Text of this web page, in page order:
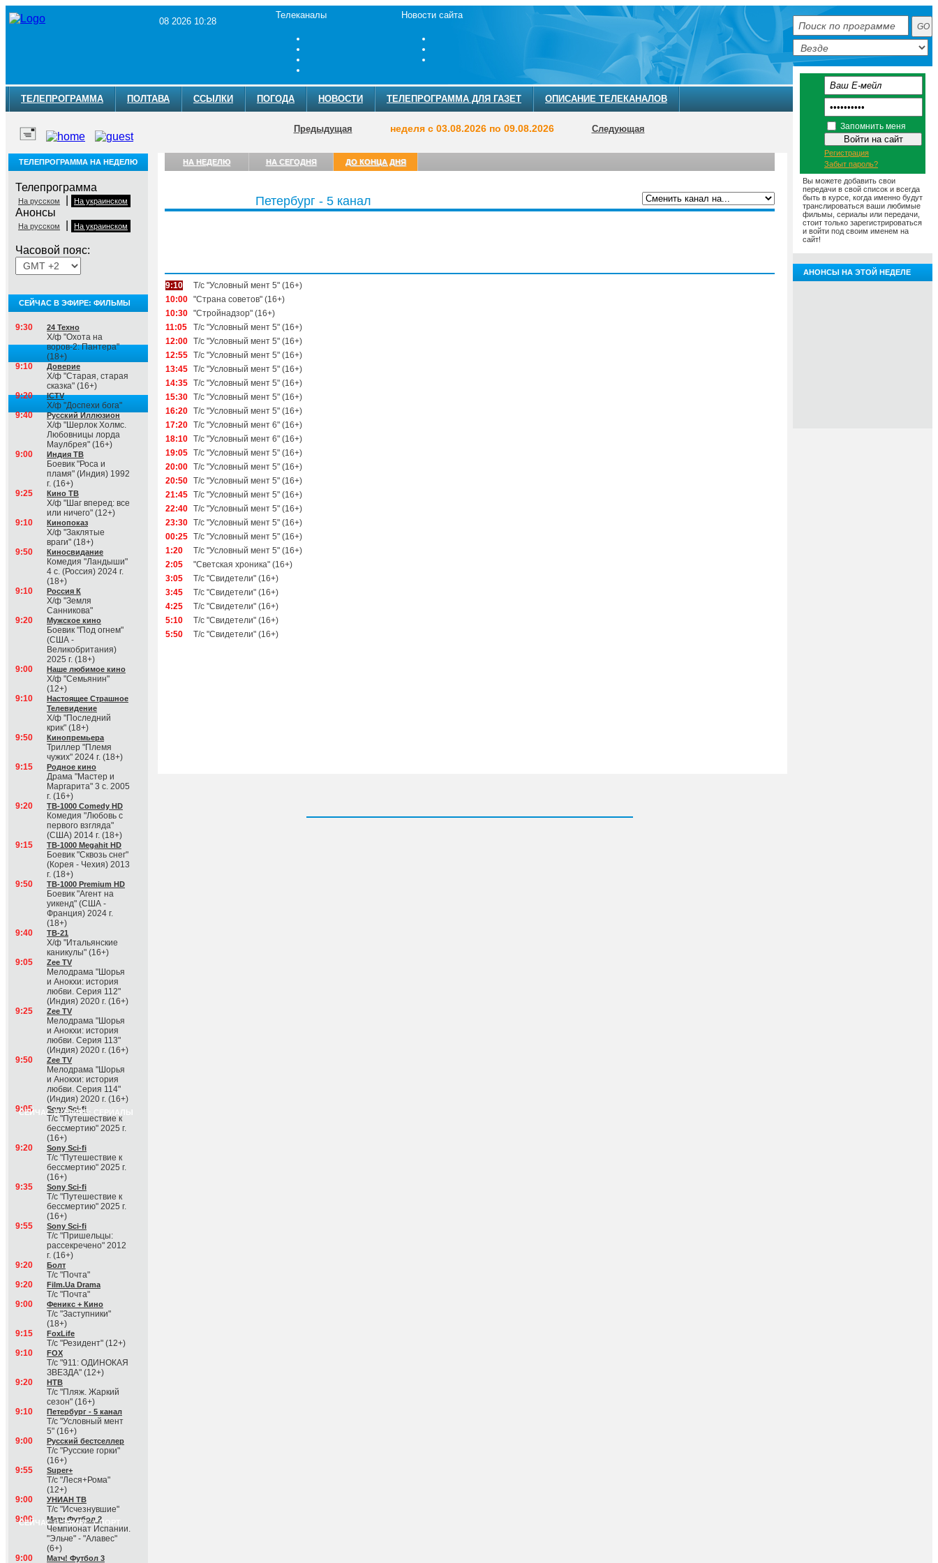
08 2026 10:28
Телеканалы Новости сайта
ТЕЛЕПРОГРАММА ПОЛТАВА ССЫЛКИ ПОГОДА НОВОСТИ ТЕЛЕПРОГРАММА ДЛЯ ГАЗЕТ ОПИСАНИЕ ТЕЛЕКАНАЛОВ
Предыдущая неделя с 03.08.2026 по 09.08.2026 Следующая
ТЕЛЕПРОГРАММА НА НЕДЕЛЮ
Телепрограмма
На русском На украинском
Анонсы
На русском На украинском
Часовой пояс:
СЕЙЧАС В ЭФИРЕ: ФИЛЬМЫ
9:30 24 Техно
Х/ф "Охота на
воров-2: Пантера"
(18+)
9:10
Доверие
Х/ф "Старая, старая
сказка" (16+)
9:20
ICTV
Х/ф "Доспехи бога"
9:40
Русский Иллюзион
Х/ф "Шерлок Холмс.
Любовницы лорда
Маулбрея" (16+)
9:00
Индия ТВ
Боевик "Роса и
пламя" (Индия) 1992
г. (16+)
9:25
Кино ТВ
Х/ф "Шаг вперед: все
или ничего" (12+)
9:10
Кинопоказ
Х/ф "Заклятые
враги" (18+)
9:50
Киносвидание
Комедия "Ландыши"
4 с. (Россия) 2024 г.
(18+)
9:10
Россия К
Х/ф "Земля
Санникова"
9:20
Мужское кино
Боевик "Под огнем"
(США -
Великобритания)
2025 г. (18+)
9:00
Наше любимое кино
Х/ф "Семьянин"
(12+)
9:10
Настоящее Страшное
Телевидение
Х/ф "Последний
крик" (18+)
9:50
Кинопремьера
Триллер "Племя
чужих" 2024 г. (18+)
9:15
Родное кино
Драма "Мастер и
Маргарита" 3 с. 2005
г. (16+)
9:20
ТВ-1000 Comedy HD
Комедия "Любовь с
первого взгляда"
(США) 2014 г. (18+)
9:15
ТВ-1000 Megahit HD
Боевик "Сквозь снег"
(Корея - Чехия) 2013
г. (18+)
9:50
ТВ-1000 Premium HD
Боевик "Агент на
уикенд" (США -
Франция) 2024 г.
(18+)
9:40
ТВ-21
Х/ф "Итальянские
каникулы" (16+)
9:05
Zee TV
Мелодрама "Шорья
и Анокхи: история
любви. Серия 112"
(Индия) 2020 г. (16+)
9:25
Zee TV
Мелодрама "Шорья
и Анокхи: история
любви. Серия 113"
(Индия) 2020 г. (16+)
9:50
Zee TV
Мелодрама "Шорья
и Анокхи: история
любви. Серия 114"
(Индия) 2020 г. (16+)
СЕЙЧАС В ЭФИРЕ: СЕРИАЛЫ
9:05 Sony Sci-fi
Т/с "Путешествие к
бессмертию" 2025 г.
(16+)
9:20
Sony Sci-fi
Т/с "Путешествие к
бессмертию" 2025 г.
(16+)
9:35
Sony Sci-fi
Т/с "Путешествие к
бессмертию" 2025 г.
(16+)
9:55
Sony Sci-fi
Т/с "Пришельцы:
рассекречено" 2012
г. (16+)
9:20
Болт
Т/с "Почта"
9:20
Film.Ua Drama
Т/с "Почта"
9:00
Феникс + Кино
Т/с "Заступники"
(18+)
9:15
FoxLife
Т/с "Резидент" (12+)
9:10
FOX
Т/с "911: ОДИНОКАЯ
ЗВЕЗДА" (12+)
9:20
НТВ
Т/с "Пляж. Жаркий
сезон" (16+)
9:10
Петербург - 5 канал
Т/с "Условный мент
5" (16+)
9:00
Русский бестселлер
Т/с "Русские горки"
(16+)
9:55
Super+
Т/с "Леся+Рома"
(12+)
9:00
УНИАН ТВ
Т/с "Исчезнувшие"
СЕЙЧАС В ЭФИРЕ: СПОРТ
9:00 Матч Футбол 2
Чемпионат Испании.
"Эльче" - "Алавес"
(6+)
9:00
Матч! Футбол 3
НА НЕДЕЛЮ НА СЕГОДНЯ ДО КОНЦА ДНЯ
Петербург - 5 канал
9:10
Т/с "Условный мент 5" (16+)
10:00 "Страна советов" (16+)
10:30 "Стройнадзор" (16+)
11:05
Т/с "Условный мент 5" (16+)
12:00 Т/с "Условный мент 5" (16+)
12:55 Т/с "Условный мент 5" (16+)
13:45 Т/с "Условный мент 5" (16+)
14:35 Т/с "Условный мент 5" (16+)
15:30 Т/с "Условный мент 5" (16+)
16:20 Т/с "Условный мент 5" (16+)
17:20 Т/с "Условный мент 6" (16+)
18:10 Т/с "Условный мент 6" (16+)
19:05 Т/с "Условный мент 5" (16+)
20:00 Т/с "Условный мент 5" (16+)
20:50 Т/с "Условный мент 5" (16+)
21:45 Т/с "Условный мент 5" (16+)
22:40 Т/с "Условный мент 5" (16+)
23:30 Т/с "Условный мент 5" (16+)
00:25 Т/с "Условный мент 5" (16+)
1:20
Т/с "Условный мент 5" (16+)
2:05
"Светская хроника" (16+)
3:05
Т/с "Свидетели" (16+)
3:45
Т/с "Свидетели" (16+)
4:25
Т/с "Свидетели" (16+)
5:10
Т/с "Свидетели" (16+)
5:50
Т/с "Свидетели" (16+)
Запомнить меня
Регистрация
Забыт пароль?
Вы можете добавить свои
передачи в свой список и всегда
быть в курсе, когда именно будут
транслироваться ваши любимые
фильмы, сериалы или передачи,
стоит только зарегистрироваться
и войти под своим именем на
сайт!
АНОНСЫ НА ЭТОЙ НЕДЕЛЕ